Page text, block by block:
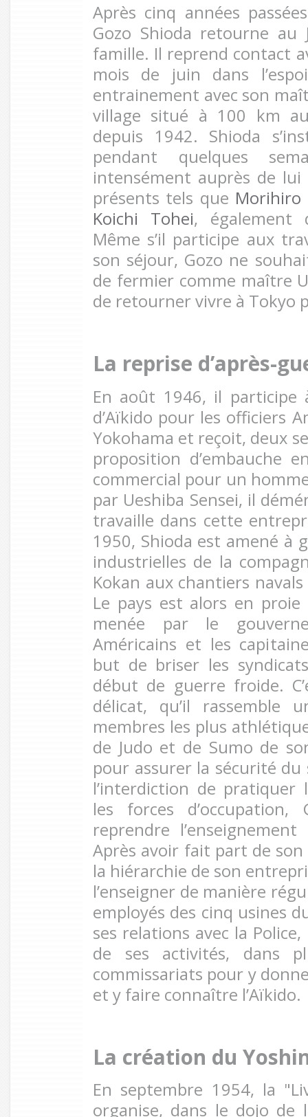
Après cinq années
Gozo Shioda retourne
famille. Il reprend contact
mois de juin dans
entrainement avec son
village situé à 100 km
depuis 1942. Shioda
pendant quelques
intensément auprès de lui
présents tels que Morihiro
Koichi Tohei,
Même s’il participe aux
son séjour, Gozo ne
de fermier comme maître
de retourner vivre à Tokyo
La reprise d’après-
En août 1946, il participe
d’Aïkido pour les officiers
Yokohama et reçoit, deux
proposition d’embauche
commercial pour un
par Ueshiba Sensei, il
travaille dans cette
1950, Shioda est amené à
industrielles de la
Kokan aux chantiers
Le pays est alors en
menée par le
Américains et les
but de briser les
début de guerre froide.
délicat, qu’il rassemble
membres les plus
de Judo et de Sumo de
pour assurer la sécurité du
l’interdiction de
les forces
reprendre
Après avoir fait part de
la hiérarchie de son
l’enseigner de manière
employés des cinq usines
ses relations avec la
de ses activités, dans
commissariats pour y
et y faire connaître l’Aïkido.
La création du
En septembre 1954, la
organise, dans le dojo de